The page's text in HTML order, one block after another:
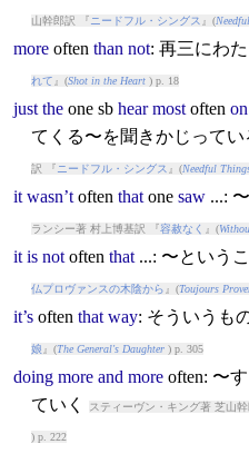
山幹郎訳 『 ニードフル・シングス 』(
more often than not: 再三にわ
れて 』(Shot in the Heart) p. 18
just theone sb hear most often on
てくる〜を聞きかじってい
訳 『 ニードフル・シングス 』(Needful
it wasn’t often thatone saw...:
ランシー著 村上博基訳 『容赦なく 』(
it is not often that...: 〜という
仏プロヴァンスの木陰から 』(Toujours
it’s often that way: そういうも
娘 』(The General's Daughter) p. 305
doing more and more often: 〜
ていく
スティーヴン・キング著 芝山幹
) p. 222